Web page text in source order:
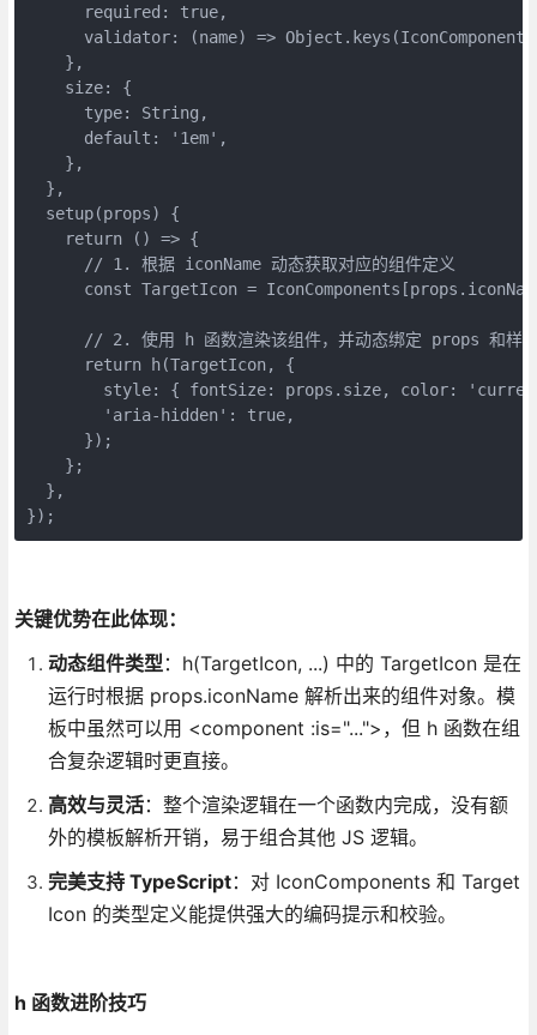
      required: true,
validator: (name) =>
    },
    size: {
      type: String,
      default: '1em',
    },
  },
  setup(props) {
    return () => {
      // 1. 根据 iconName 动态获取对应的组件定义
const TargetIcon =
// 2. 使用 h 函数渲染该组件，并动态绑定 props 和样
      return h(TargetIcon, {
style: { fontSize: props.size, color:
        'aria-hidden': true,
      });
    };
  },
});
关键优势在此体现：
动态组件类型 ：h(TargetIcon, ...) 中的 TargetIcon 是在
运行时根据 props.iconName 解析出来的组件对象。模
板中虽然可以用 <component :is="...">，但 h 函数在组
合复杂逻辑时更直接。
高效与灵活：整个渲染逻辑在一个函数内完成，没有额
外的模板解析开销，易于组合其他 JS 逻辑。
完美支持 TypeScript：对 IconComponents 和 Target
Icon 的类型定义能提供强大的编码提示和校验。
h 函数进阶技巧